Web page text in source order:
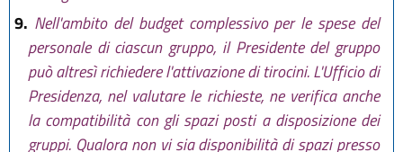
9. Nell'ambito del budget complessivo per le spese del
personale di ciascun gruppo, il Presidente del gruppo
può altresì richiedere l'attivazione di tirocini. L'Ufficio di
Presidenza, nel valutare le richieste, ne verifica anche
la compatibilità con gli spazi posti a disposizione dei
gruppi. Qualora non vi sia disponibilità di spazi presso